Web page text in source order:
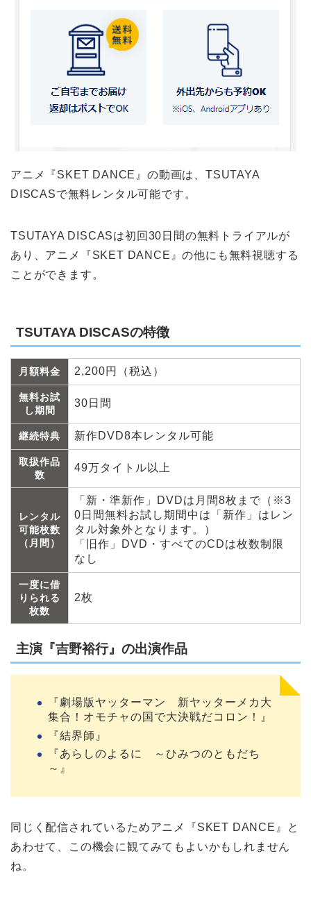
アニメ『SKET DANCE』の動画は、TSUTAYA
DISCASで無料レンタル可能です。
TSUTAYA DISCASは初回30日間の無料トライアルが
あり、アニメ『SKET DANCE』の他にも無料視聴する
ことができます。
TSUTAYA DISCASの特徴
月額料金 2,200円（税込）
無料お試
し期間
30日間
継続特典 新作DVD8本レンタル可能
取扱作品
数
49万タイトル以上
レンタル
可能枚数
（月間）
「新・準新作」DVDは月間8枚まで（※3
0日間無料お試し期間中は「新作」はレン
タル対象外となります。）
「旧作」DVD・すべてのCDは枚数制限
なし
一度に借
りられる
枚数
2枚
主演『吉野裕行』の出演作品
『劇場版ヤッターマン 新ヤッターメカ大
集合！オモチャの国で大決戦だコロン！』
『結界師』
『あらしのよるに ～ひみつのともだち
～』
同じく配信されているためアニメ『SKET DANCE』と
あわせて、この機会に観てみてもよいかもしれません
ね。